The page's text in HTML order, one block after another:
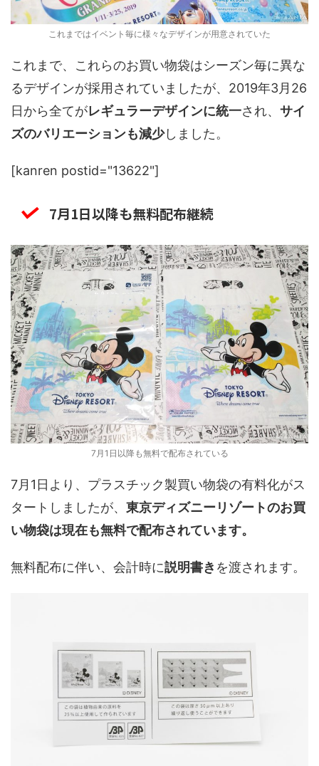
これまではイベント毎に様々なデザインが用意されていた
これまで、これらのお買い物袋はシーズン毎に異な
るデザインが採用されていましたが、2019年3月26
日から全てがレギュラーデザインに統一され、 サイ
ズのバリエーションも減少しました。
[kanren postid="13622"]
7月1日以降も無料配布継続
7月1日以降も無料で配布されている
7月1日より、プラスチック製買い物袋の有料化がス
タートしましたが、 東京ディズニーリゾートのお買
い物袋は現在も無料で配布されています。
無料配布に伴い、会計時に説明書き を渡されます。